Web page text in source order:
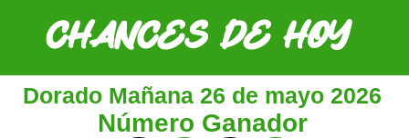
Dorado Mañana 26 de mayo 2026
Número Ganador